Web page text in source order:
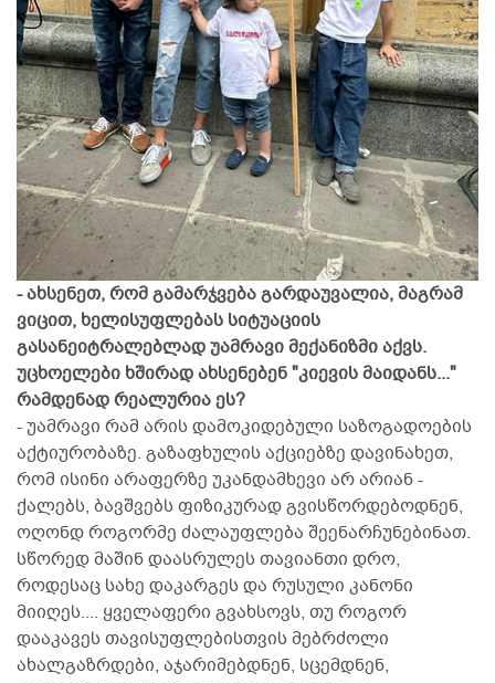
- ახსენეთ, რომ გამარჯვება გარდაუვალია, მაგრამ
ვიცით, ხელისუფლებას სიტუაციის
გასანეიტრალებლად უამრავი მექანიზმი აქვს.
უცხოელები ხშირად ახსენებენ "კიევის მაიდანს..."
რამდენად რეალურია ეს?
- უამრავი რამ არის დამოკიდებული საზოგადოების
აქტიურობაზე. გაზაფხულის აქციებზე დავინახეთ,
რომ ისინი არაფერზე უკანდამხევი არ არიან -
ქალებს, ბავშვებს ფიზიკურად გვისწორდებოდნენ,
ოღონდ როგორმე ძალაუფლება შეენარჩუნებინათ.
სწორედ მაშინ დაასრულეს თავიანთი დრო,
როდესაც სახე დაკარგეს და რუსული კანონი
მიიღეს.... ყველაფერი გვახსოვს, თუ როგორ
დააკავეს თავისუფლებისთვის მებრძოლი
ახალგაზრდები, აჯარიმებდნენ, სცემდნენ,